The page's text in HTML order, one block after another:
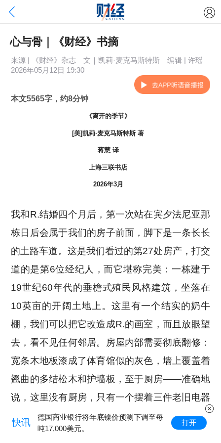
心与骨｜《财经》书摘
来源 | 《财经》杂志 文｜凯莉·麦克马斯特斯 编辑 | 许瑶
2026年05月12日 19:30
本文5565字，约8分钟
《离开的季节》
[美]凯莉·麦克马斯特斯 著
蒋慧 译
上海三联书店
2026年3月
我和R.结婚四个月后，第一次站在宾夕法尼亚那
栋日后会属于我们的房子前面，脚下是一条长长
的土路车道。这是我们看过的第27处房产，打交
道的是第6位经纪人，而它堪称完美：一栋建于
19世纪60年代的垂檐式殖民风格建筑，坐落在
10英亩的开阔土地上。这里有一个结实的奶牛
棚，我们可以把它改造成R.的画室，而且放眼望
去，看不见任何邻居。房屋内部需要彻底翻修：
宽条木地板漆成了体育馆似的灰色，墙上覆盖着
翘曲的多结松木和护墙板，至于厨房——准确地
说，这里没有厨房，只有一个摆着三件老旧电器
的不规则房间。但也正因如此，我们这对作家与
画家才能勉强负担这个房子。何况，古老的石砌
快讯
德国商业银行将年底镍价预测下调至每
吨17,000美元。
打开